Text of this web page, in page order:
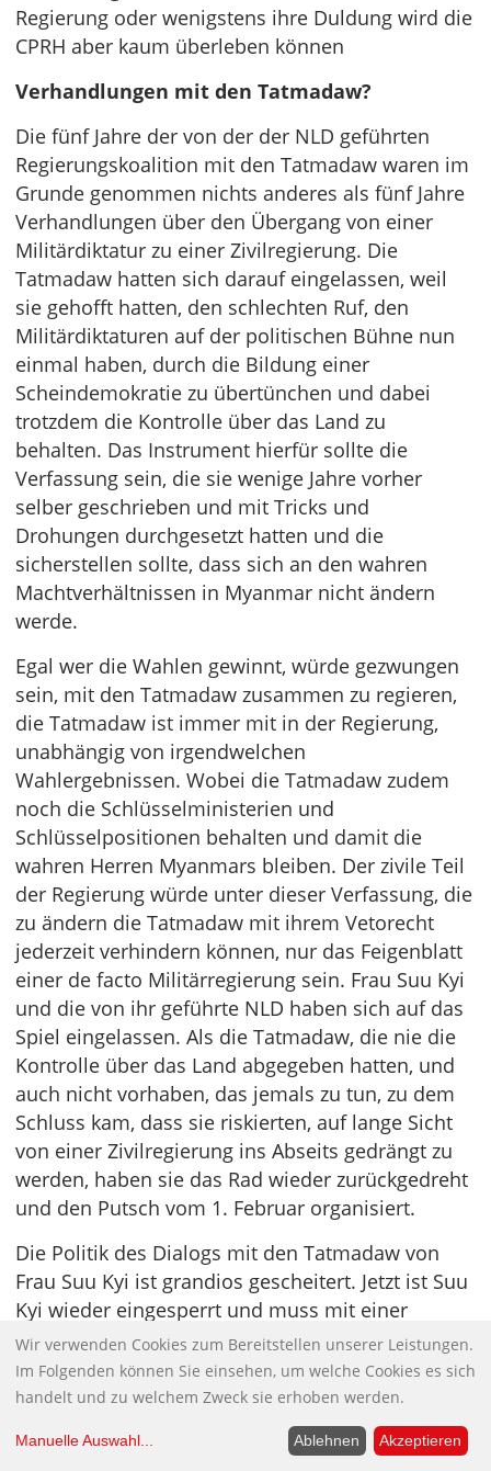
Regierung oder wenigstens ihre Duldung wird die
CPRH aber kaum überleben können
Verhandlungen mit den Tatmadaw?
Die fünf Jahre der von der der NLD geführten
Regierungskoalition mit den Tatmadaw waren im
Grunde genommen nichts anderes als fünf Jahre
Verhandlungen über den Übergang von einer
Militärdiktatur zu einer Zivilregierung. Die
Tatmadaw hatten sich darauf eingelassen, weil
sie gehofft hatten, den schlechten Ruf, den
Militärdiktaturen auf der politischen Bühne nun
einmal haben, durch die Bildung einer
Scheindemokratie zu übertünchen und dabei
trotzdem die Kontrolle über das Land zu
behalten. Das Instrument hierfür sollte die
Verfassung sein, die sie wenige Jahre vorher
selber geschrieben und mit Tricks und
Drohungen durchgesetzt hatten und die
sicherstellen sollte, dass sich an den wahren
Machtverhältnissen in Myanmar nicht ändern
werde.
Egal wer die Wahlen gewinnt, würde gezwungen
sein, mit den Tatmadaw zusammen zu regieren,
die Tatmadaw ist immer mit in der Regierung,
unabhängig von irgendwelchen
Wahlergebnissen. Wobei die Tatmadaw zudem
noch die Schlüsselministerien und
Schlüsselpositionen behalten und damit die
wahren Herren Myanmars bleiben. Der zivile Teil
der Regierung würde unter dieser Verfassung, die
zu ändern die Tatmadaw mit ihrem Vetorecht
jederzeit verhindern können, nur das Feigenblatt
einer de facto Militärregierung sein. Frau Suu Kyi
und die von ihr geführte NLD haben sich auf das
Spiel eingelassen. Als die Tatmadaw, die nie die
Kontrolle über das Land abgegeben hatten, und
auch nicht vorhaben, das jemals zu tun, zu dem
Schluss kam, dass sie riskierten, auf lange Sicht
von einer Zivilregierung ins Abseits gedrängt zu
werden, haben sie das Rad wieder zurückgedreht
und den Putsch vom 1. Februar organisiert.
Die Politik des Dialogs mit den Tatmadaw von
Frau Suu Kyi ist grandios gescheitert. Jetzt ist Suu
Kyi wieder eingesperrt und muss mit einer
möglichen lebenslangen Haftstrafe rechnen. Ihre
Unterstützer wurden festgenommen und gequält.
Es bleibt nur noch die „traurige Erinnerung an
eine zivile Regierung…, die den Erwartungen der
Menschen, die 2015 für die NLD gestimmt haben,
Wir verwenden Cookies zum Bereitstellen unserer Leistungen.
Im Folgenden können Sie einsehen, um welche Cookies es sich
handelt und zu welchem Zweck sie erhoben werden.
Manuelle Auswahl... Ablehnen Akzeptieren